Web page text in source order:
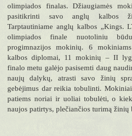
olimpiados finalas. Džiaugiamės
pasitikrinti savo anglų kalbos
Tarptautiniame anglų kalbos „Kings.
olimpiados finale nuotoliniu
progimnazijos mokinių. 6
kalbos diplomai, 11 mokinių – II
finalo metu galėjo pasisemti daug
naujų dalykų, atrasti savo žinių
gebėjimus dar reikia tobulinti.
patiems noriai ir uoliai tobulėti, o
naujos patirtys, plečiančios turimą žinių